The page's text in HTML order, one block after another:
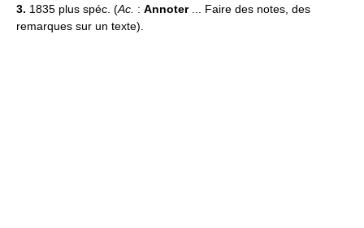
3. 1835 plus spéc. (Ac. : Annoter... Faire des notes, des
remarques sur un texte).